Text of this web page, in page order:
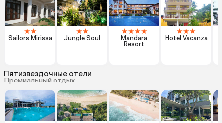
★★
Sailors Mirissa
★★
Jungle Soul
★★★★
Mandara
Resort
★★★
Hotel Vacanza
Пятизвездочные отели
Премиальный отдых